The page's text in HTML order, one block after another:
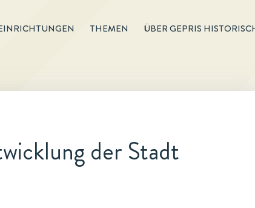
THEMEN ÜBER GEPRIS
der Stadt